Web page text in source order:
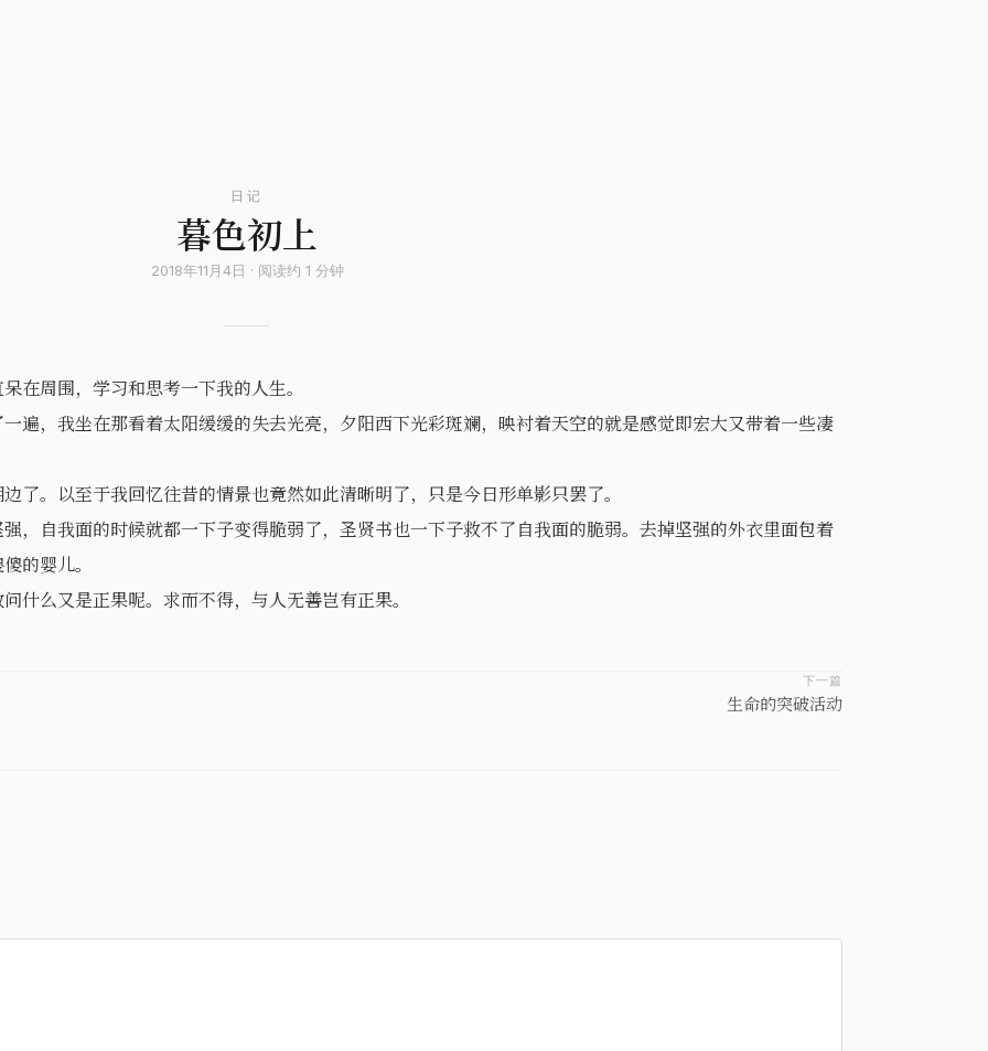
日记
暮色初上
2018年11月4日 · 阅读约 1 分钟
在周围，学习和思考一下我的人生。
遍，我坐在那看着太阳缓缓的失去光亮，夕阳西下光彩斑斓，映衬着天空的就是感觉即宏大又带着一些凄
了。以至于我回忆往昔的情景也竟然如此清晰明了，只是今日形单影只罢了。
，自我面的时候就都一下子变得脆弱了，圣贤书也一下子救不了自我面的脆弱。去掉坚强的外衣里面包着
的婴儿。
什么又是正果呢。求而不得，与人无善岂有正果。
下一篇
生命的突破活动